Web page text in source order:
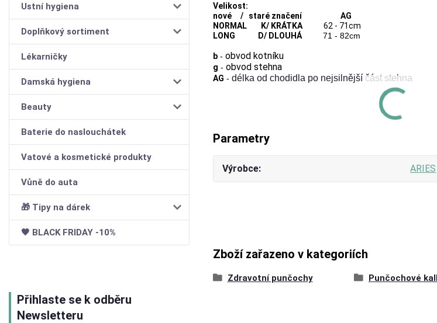
Ustní hygiena
Doplňkový sortiment
Lékarničky
Damská hygiena
Beauty
Baterie do naslouchátek
Vatové a kosmetické produkty
Vůně do auta
🎁 Tipy na dárek
🖤 BLACK FRIDAY -10%
Přihlaste se k odběru
Newsletteru
Velikost:
nové / staré značení AG
NORMAL K/ KRÁTKA
62 - 71cm
LONG D/ DLOUHÁ 71 - 82cm
b- obvod kotníku
g - obvod stehna
AG - délka od chodidla po nejsilnější část stehna
Parametry
Výrobce ARIES
Zboží zařazeno v kategoriích
Zdravotní punčochy Punčochové